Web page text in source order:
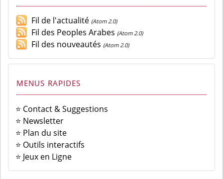
Fil de l'actualité (Atom 2.0)
Fil des Peoples Arabes (Atom 2.0)
Fil des nouveautés (Atom 2.0)
MENUS RAPIDES
⭐ Contact & Suggestions
⭐ Newsletter
⭐ Plan du site
⭐ Outils interactifs
⭐ Jeux en Ligne